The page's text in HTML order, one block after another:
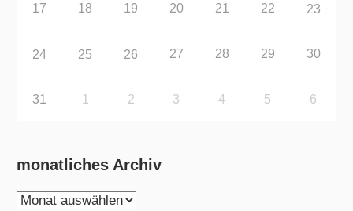
17 18 19 20 21 22 23
24 25 26 27 28 29 30
31 1 2 3 4 5 6
monatliches Archiv
monatliches